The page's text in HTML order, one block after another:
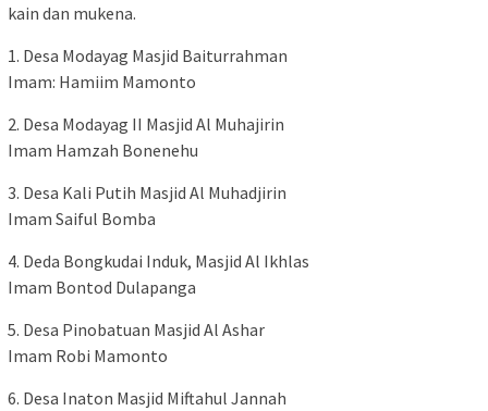
kain dan mukena.
1. Desa Modayag Masjid Baiturrahman
Imam: Hamiim Mamonto
2. Desa Modayag II Masjid Al Muhajirin
Imam Hamzah Bonenehu
3. Desa Kali Putih Masjid Al Muhadjirin
Imam Saiful Bomba
4. Deda Bongkudai Induk, Masjid Al Ikhlas
Imam Bontod Dulapanga
5. Desa Pinobatuan Masjid Al Ashar
Imam Robi Mamonto
6. Desa Inaton Masjid Miftahul Jannah